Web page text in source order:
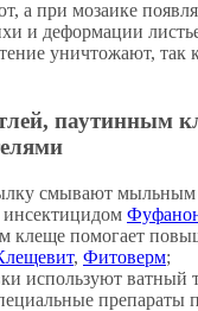
а при мозаике
и деформации
уничтожают, так
паутинным
смывают мыльным
клеще помогает
, Фитоверм;
используют ватный
препараты